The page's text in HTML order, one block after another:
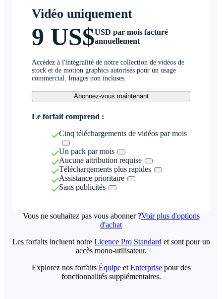
Vidéo uniquement
9 US$USD par mois facturé
annuellement
Accédez à l'intégralité de notre collection de vidéos de
stock et de motion graphics autorisés pour un usage
commercial. Images non incluses.
Abonnez-vous maintenant
Le forfait comprend :
Cinq téléchargements de vidéos par mois
Un pack par mois
Aucune attribution requise
Téléchargements plus rapides
Assistance prioritaire
Sans publicités
Vous ne souhaitez pas vous abonner ?Voir plus d'options
d'achat
Les forfaits incluent notre Licence Pro Standard et sont pour un
accès mono-utilisateur.
Explorez nos forfaits Équipeet Enterprisepour des
fonctionnalités supplémentaires.